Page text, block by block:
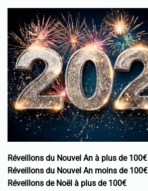
Réveillons du Nouvel An à plus de 100€
Réveillons du Nouvel An moins de 100€
Réveillons de Noël à plus de 100€